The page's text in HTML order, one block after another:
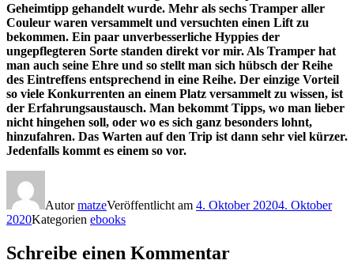
Geheimtipp gehandelt wurde. Mehr als sechs Tramper aller
Couleur waren versammelt und versuchten einen Lift zu
bekommen. Ein paar unverbesserliche Hyppies der
ungepflegteren Sorte standen direkt vor mir. Als Tramper hat
man auch seine Ehre und so stellt man sich hübsch der Reihe
des Eintreffens entsprechend in eine Reihe. Der einzige Vorteil
so viele Konkurrenten an einem Platz versammelt zu wissen, ist
der Erfahrungsaustausch. Man bekommt Tipps, wo man lieber
nicht hingehen soll, oder wo es sich ganz besonders lohnt,
hinzufahren. Das Warten auf den Trip ist dann sehr viel kürzer.
Jedenfalls kommt es einem so vor.
AutormatzeVeröffentlicht am 4. Oktober 20204. Oktober
2020Kategorien ebooks
Schreibe einen Kommentar